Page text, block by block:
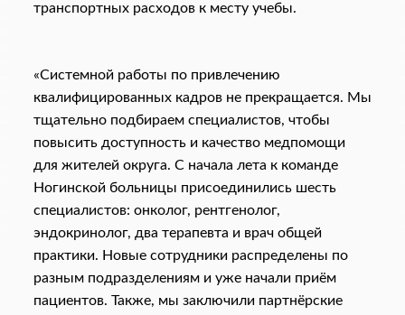
транспортных расходов к месту учебы.
«Системной работы по привлечению
квалифицированных кадров не прекращается. Мы
тщательно подбираем специалистов, чтобы
повысить доступность и качество медпомощи
для жителей округа. С начала лета к команде
Ногинской больницы присоединились шесть
специалистов: онколог, рентгенолог,
эндокринолог, два терапевта и врач общей
практики. Новые сотрудники распределены по
разным подразделениям и уже начали приём
пациентов. Также, мы заключили партнёрские